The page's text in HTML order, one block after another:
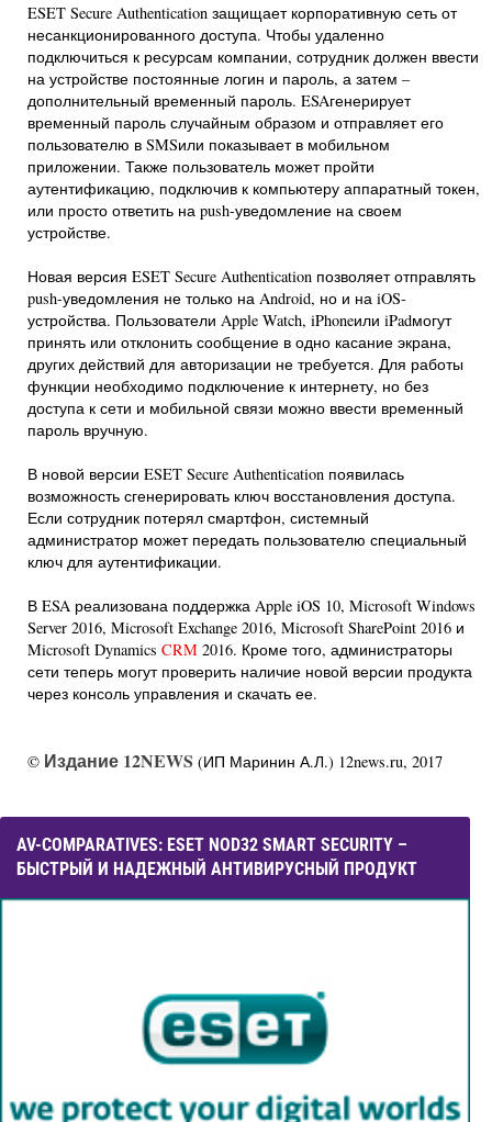
ESET Secure Authentication защищает корпоративную сеть от
несанкционированного доступа. Чтобы удаленно
подключиться к ресурсам компании, сотрудник должен ввести
на устройстве постоянные логин и пароль, а затем –
дополнительный временный пароль. ESAгенерирует
временный пароль случайным образом и отправляет его
пользователю в SMSили показывает в мобильном
приложении. Также пользователь может пройти
аутентификацию, подключив к компьютеру аппаратный токен,
или просто ответить на push-уведомление на своем
устройстве.
Новая версия ESET Secure Authentication позволяет отправлять
push-уведомления не только на Android, но и на iOS-
устройства. Пользователи Apple Watch, iPhoneили iPadмогут
принять или отклонить сообщение в одно касание экрана,
других действий для авторизации не требуется. Для работы
функции необходимо подключение к интернету, но без
доступа к сети и мобильной связи можно ввести временный
пароль вручную.
В новой версии ESET Secure Authentication появилась
возможность сгенерировать ключ восстановления доступа.
Если сотрудник потерял смартфон, системный
администратор может передать пользователю специальный
ключ для аутентификации.
В ESA реализована поддержка Apple iOS 10, Microsoft Windows
Server 2016, Microsoft Exchange 2016, Microsoft SharePoint 2016 и
Microsoft Dynamics CRM 2016. Кроме того, администраторы
сети теперь могут проверить наличие новой версии продукта
через консоль управления и скачать ее.
© Издание 12NEWS (ИП Маринин А.Л.) 12news.ru, 2017
AV-COMPARATIVES: ESET NOD32 SMART SECURITY –
БЫСТРЫЙ И НАДЕЖНЫЙ АНТИВИРУСНЫЙ ПРОДУКТ